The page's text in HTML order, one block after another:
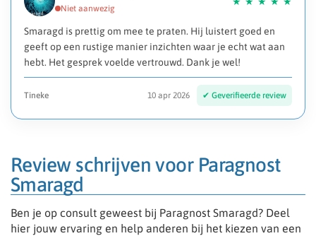
Smaragd is prettig om mee te praten. Hij luistert goed en
geeft op een rustige manier inzichten waar je echt wat aan
hebt. Het gesprek voelde vertrouwd. Dank je wel!
Tineke 10 apr 2026
Review schrijven voor Paragnost
Smaragd
Ben je op consult geweest bij Paragnost Smaragd? Deel
hier jouw ervaring en help anderen bij het kiezen van een